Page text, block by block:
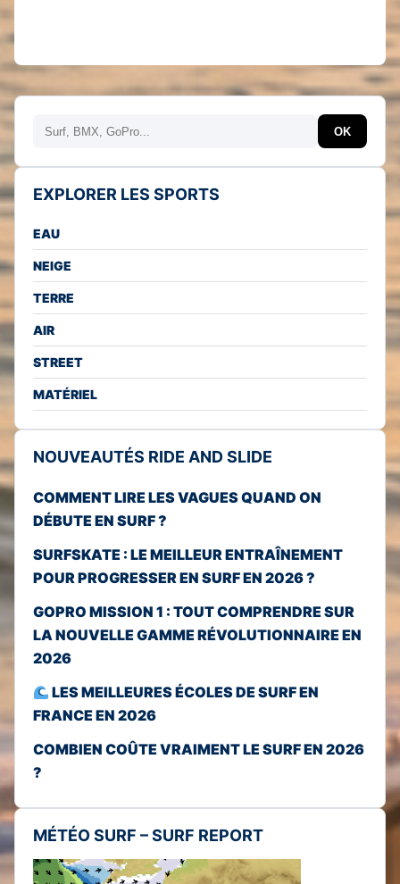
Rechercher OK
EXPLORER LES SPORTS
EAU
NEIGE
TERRE
AIR
STREET
MATÉRIEL
NOUVEAUTÉS RIDE AND SLIDE
COMMENT LIRE LES VAGUES QUAND ON
DÉBUTE EN SURF ?
SURFSKATE : LE MEILLEUR ENTRAÎNEMENT
POUR PROGRESSER EN SURF EN 2026 ?
GOPRO MISSION 1 : TOUT COMPRENDRE SUR
LA NOUVELLE GAMME RÉVOLUTIONNAIRE EN
2026
LES MEILLEURES ÉCOLES DE SURF EN
FRANCE EN 2026
COMBIEN COÛTE VRAIMENT LE SURF EN 2026
?
MÉTÉO SURF – SURF REPORT